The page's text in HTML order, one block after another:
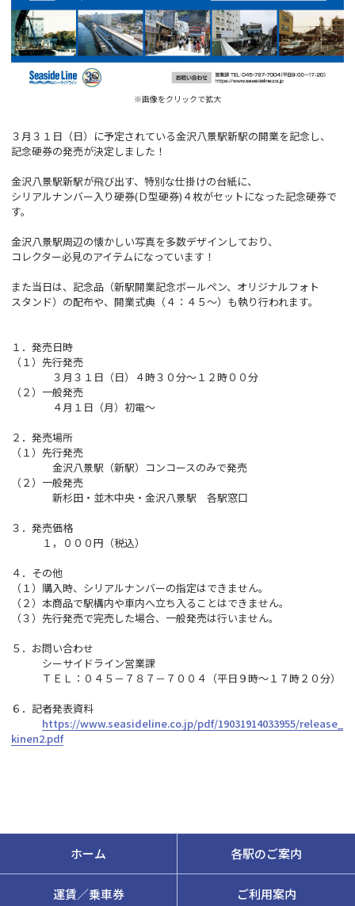
※画像をクリックで拡大
３月３１日（日）に予定されている金沢八景駅新駅の開業を記念し、
記念硬券の発売が決定しました！
金沢八景駅新駅が飛び出す、特別な仕掛けの台紙に、
シリアルナンバー入り硬券(Ｄ型硬券)４枚がセットになった記念硬券で
す。
金沢八景駅周辺の懐かしい写真を多数デザインしており、
コレクター必見のアイテムになっています！
また当日は、記念品（新駅開業記念ボールペン、オリジナルフォト
スタンド）の配布や、開業式典（４：４５～）も執り行われます。
１．発売日時
（１）先行発売
３月３１日（日）４時３０分～１２時００分
（２）一般発売
４月１日（月）初電～
２．発売場所
（１）先行発売
金沢八景駅（新駅）コンコースのみで発売
（２）一般発売
新杉田・並木中央・金沢八景駅 各駅窓口
３．発売価格
１，０００円（税込）
４．その他
（１）購入時、シリアルナンバーの指定はできません。
（２）本商品で駅構内や車内へ立ち入ることはできません。
（３）先行発売で完売した場合、一般発売は行いません。
５．お問い合わせ
シーサイドライン営業課
ＴＥＬ：０４５－７８７－７００４（平日９時～１７時２０分）
６．記者発表資料
https://www.seasideline.co.jp/pdf/19031914033955/release_
kinen2.pdf
ホーム 各駅のご案内
運賃／乗車券 ご利用案内